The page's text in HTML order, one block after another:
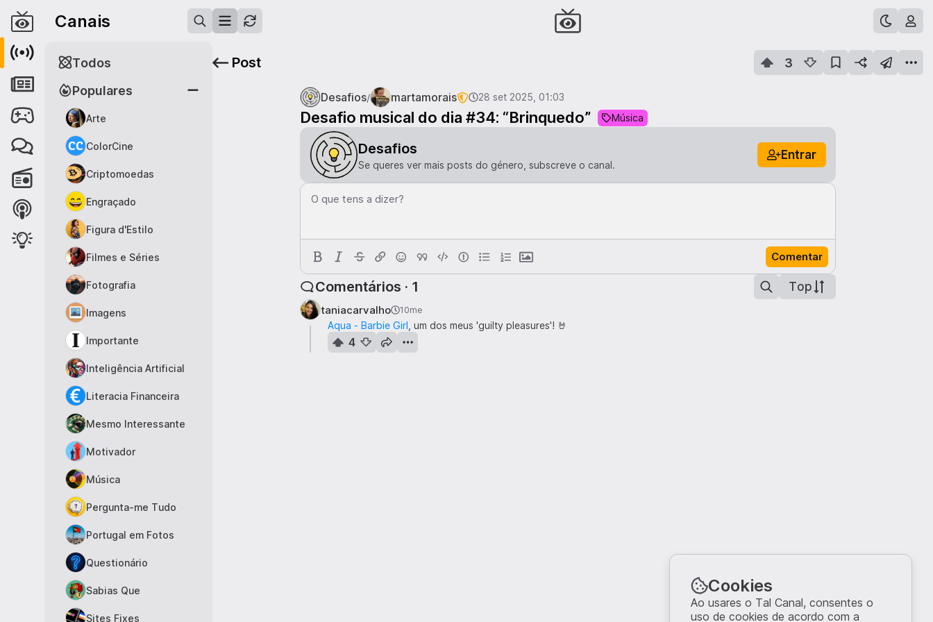
Canais
Populares
Arte
ColorCine
Criptomoedas
Engraçado
Figura d'Estilo
Filmes e Séries
Fotografia
Imagens
Importante
Inteligência Artificial
Literacia Financeira
Mesmo Interessante
Motivador
Música
Pergunta-me Tudo
Portugal em Fotos
Questionário
Sabias Que
Sites Fixes
Todos Post 3
Desafios/ martamorais 28 set 2025, 01:03
Desafio musical do dia #34: “Brinquedo” Música
Desafios
Se queres ver mais posts do género, subscreve o canal.
Entrar
O que tens a dizer?
Comentar
Comentários · 1 Top
taniacarvalho 10me
Aqua - Barbie Girl , um dos meus 'guilty pleasures'! 🤘
4
Cookies
Ao usares o Tal Canal, consentes o
uso de cookies de acordo com a